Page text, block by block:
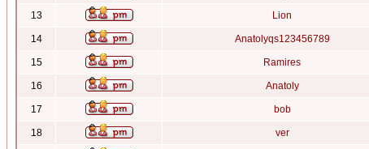
13 Lion
14 Anatolyqs123456789
15 Ramires
16 Anatoly
17 bob
18 ver